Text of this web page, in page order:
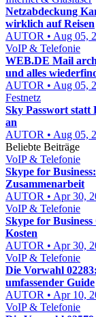
Netzabdeckung
wirklich auf Reisen
AUTOR • Aug 05,
VoIP & Telefonie
WEB.DE Mail
und alles
AUTOR • Aug 05,
Festnetz
Sky Passwort statt
an
AUTOR • Aug 05,
Beliebte Beiträge
VoIP & Telefonie
Skype for
Zusammenarbeit
AUTOR • Apr 30,
VoIP & Telefonie
Skype for
Kosten
AUTOR • Apr 30,
VoIP & Telefonie
Die Vorwahl
umfassender Guide
AUTOR • Apr 10,
VoIP & Telefonie